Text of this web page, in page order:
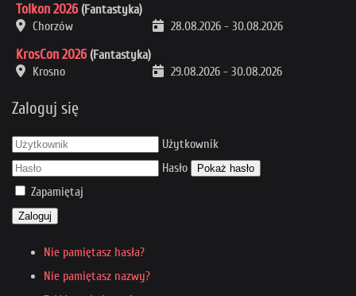
Tolkon 2026 (Fantastyka)
Chorzów
28.08.2026 - 30.08.2026
KrosCon 2026 (Fantastyka)
Krosno
29.08.2026 - 30.08.2026
Zaloguj się
Użytkownik
Hasło
Pokaż hasło
Zapamiętaj
Zaloguj
Nie pamiętasz hasła?
Nie pamiętasz nazwy?